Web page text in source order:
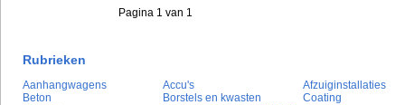
Pagina 1 van 1
Rubrieken
Aanhangwagens Accu's
Afzuiginstallaties
Beton
Borstels en kwasten
Coating